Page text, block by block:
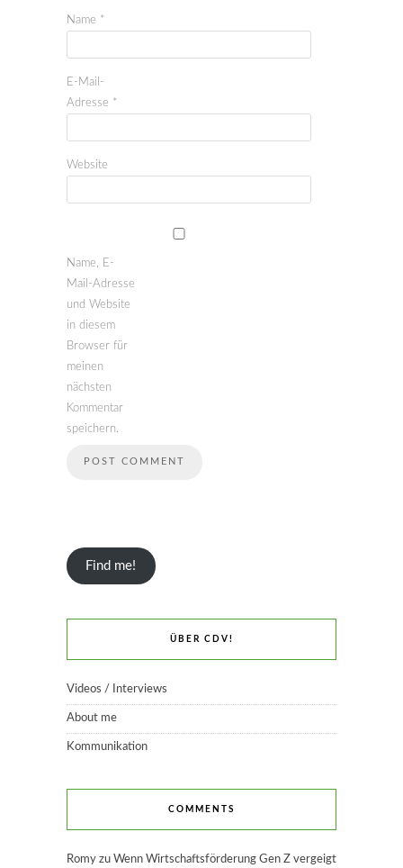
Name *
E-Mail-
Adresse *
Website
Name, E-
Mail-Adresse
und Website
in diesem
Browser für
meinen
nächsten
Kommentar
speichern.
Find me!
ÜBER CDV!
Videos / Interviews
About me
Kommunikation
COMMENTS
Romy zu Wenn Wirtschaftsförderung Gen Z vergeigt